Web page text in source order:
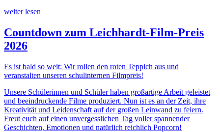
weiter lesen
Countdown zum Leichhardt-Film-Preis
2026
Es ist bald so weit: Wir rollen den roten Teppich aus und
veranstalten unseren schulinternen Filmpreis!
Unsere Schülerinnen und Schüler haben großartige Arbeit geleistet
und beeindruckende Filme produziert. Nun ist es an der Zeit, ihre
Kreativität und Leidenschaft auf der großen Leinwand zu feiern.
Freut euch auf einen unvergesslichen Tag voller spannender
Geschichten, Emotionen und natürlich reichlich Popcorn!